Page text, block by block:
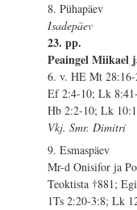
8. Pühapäev
Isadepäev
23. pp.
Peaingel Miikael
6. v. HE Mt
Ef 2:4-10; Lk
Hb 2:2-10; Lk
Vkj. Smr. Dimitri
9. Esmaspäev
Mr-d Onisifor ja
Teoktista †881;
1Ts 2:20-3:8; Lk